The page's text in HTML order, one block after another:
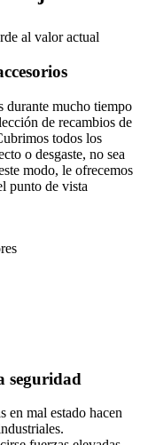
al valor actual
durante mucho tiempo
de recambios de
todos los
o desgaste, no sea
modo, le ofrecemos
punto de vista
seguridad
en mal estado hacen